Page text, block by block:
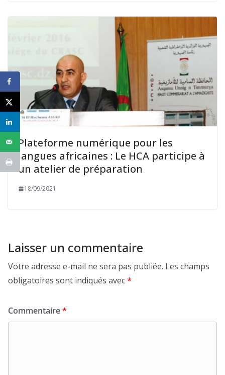
Plateforme numérique pour les
langues africaines : Le HCA participe à
un atelier de préparation
18/09/2021
Laisser un commentaire
Votre adresse e-mail ne sera pas publiée. Les champs
obligatoires sont indiqués avec*
Commentaire*